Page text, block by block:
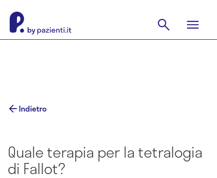
Indietro
Quale terapia per la tetralogia
di Fallot?